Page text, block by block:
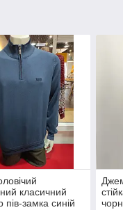
класичний
замка синій